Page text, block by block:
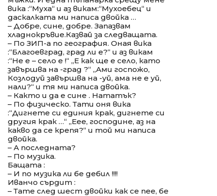
вика :“Муха“ и аз викам:“Мухоебец“ и
даскалката ми написа двойка …
– Добре, сине, добре. Запазвам
хладнокръвие.Казвай за следващата.
– По ЗИП-а по география. Оная вика
:“Благоевград, град ли е?“ и аз викам
:“Не е – село е !“ „Е как ще е село, като
завършва на -град ?“ „Ами госпожо,
Козлодуй завършва на -уй, ама не е уй,
нали?“ и тя ми написа двойка.
– Както и да е сине . Нататък?
– По физическо. Тати оня вика
:“Дигнете си единия крак, дигнете си
другия крак …“ „Еее, господине, аз на
какво да се крепя?“ и той ми написа
двойка.
– А последната?
– По музика.
Бащата :
– И по музика ли бе дебил !!!!
Иванчо сърдит :
– Тате след шест двойки как се пее, бе